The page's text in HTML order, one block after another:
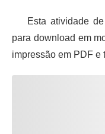
Esta atividade de
para download em
impressão em PDF e